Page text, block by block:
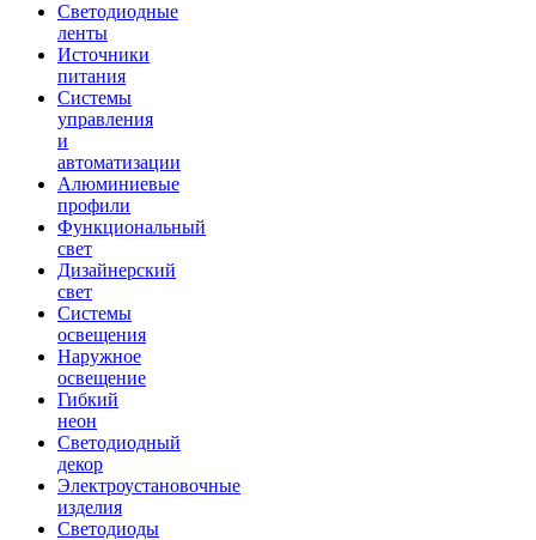
Светодиодные
ленты
Источники
питания
Системы
управления
и
автоматизации
Алюминиевые
профили
Функциональный
свет
Дизайнерский
свет
Системы
освещения
Наружное
освещение
Гибкий
неон
Светодиодный
декор
Электроустановочные
изделия
Светодиоды